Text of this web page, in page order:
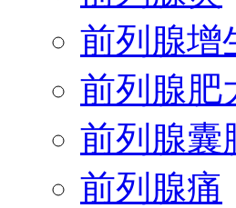
前列腺增
前列腺肥
前列腺囊
前列腺痛